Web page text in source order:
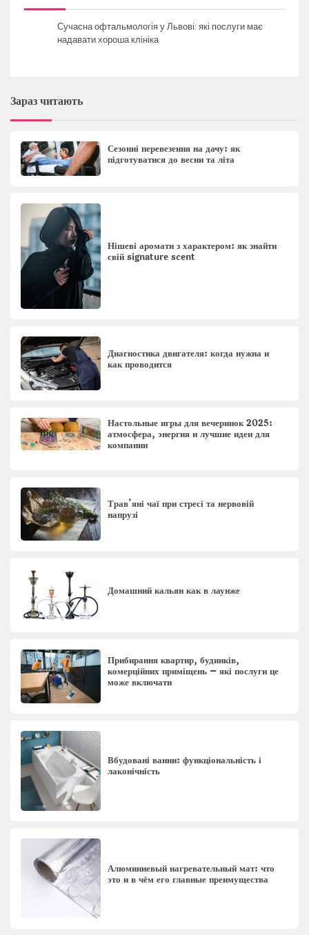
Сучасна офтальмологія у Львові: які послуги має
надавати хороша клініка
Зараз читають
Сезонні перевезення на дачу: як
підготуватися до весни та літа
Нішеві аромати з характером: як знайти
свій signature scent
Диагностика двигателя: когда нужна и
как проводится
Настольные игры для вечеринок 2025:
атмосфера, энергия и лучшие идеи для
компании
Трав’яні чаї при стресі та нервовій
напрузі
Домашний кальян как в лаунже
Прибирання квартир, будинків,
комерційних приміщень – які послуги це
може включати
Вбудовані ванни: функціональність і
лаконічність
Алюминиевый нагревательный мат: что
это и в чём его главные преимущества